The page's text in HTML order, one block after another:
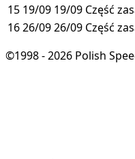
15 19/09 19/09 Część
1626/0926/09 Część
©1998 - 2026 Polish